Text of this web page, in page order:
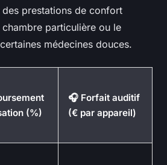
prestations de confort
particulière ou le
médecines douces.
(%)
🎧 Forfait auditif
(€ par appareil)